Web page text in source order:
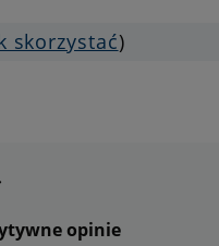
skorzystać)
opinie